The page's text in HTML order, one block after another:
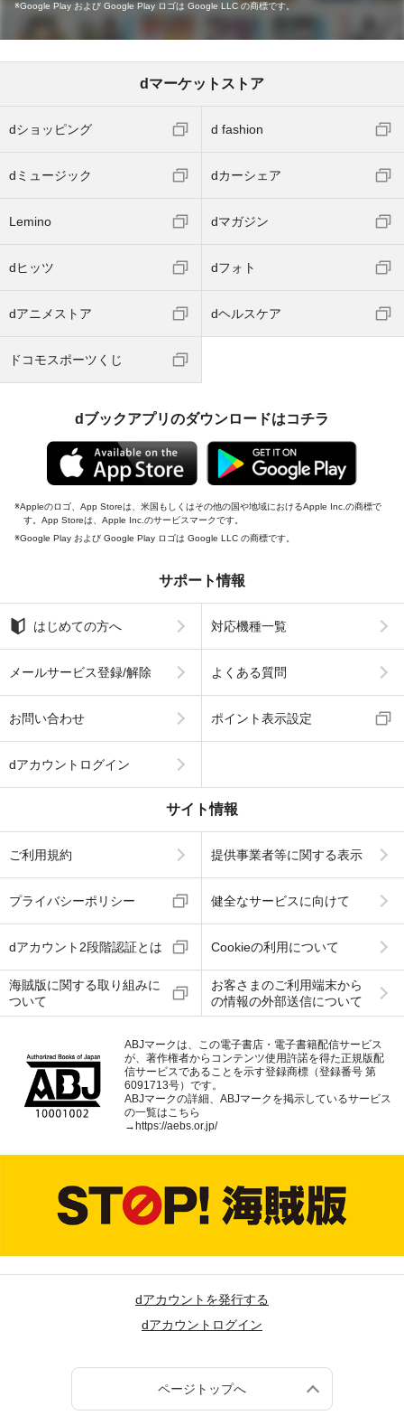
Google Play および Google Play ロゴは Google LLC の商標です。
dマーケットストア
dショッピング d fashion
dミュージック dカーシェア
Lemino dマガジン
dヒッツ dフォト
dアニメストア dヘルスケア
ドコモスポーツくじ
dブックアプリのダウンロードはコチラ
Appleのロゴ、App Storeは、米国もしくはその他の国や地域におけるApple Inc.の商標で
す。App Storeは、Apple Inc.のサービスマークです。
Google Play および Google Play ロゴは Google LLC の商標です。
サポート情報
はじめての方へ 対応機種一覧
メールサービス登録/解除 よくある質問
お問い合わせ ポイント表示設定
dアカウントログイン
サイト情報
ご利用規約 提供事業者等に関する表示
プライバシーポリシー 健全なサービスに向けて
dアカウント2段階認証とは Cookieの利用について
海賊版に関する取り組みに
ついて
お客さまのご利用端末から
の情報の外部送信について
ABJマークは、この電子書店・電子書籍配信サービス
が、著作権者からコンテンツ使用許諾を得た正規版配
信サービスであることを示す登録商標（登録番号 第
6091713号）です。
ABJマークの詳細、ABJマークを掲示しているサービス
の一覧はこちら
→ https://aebs.or.jp/
dアカウントを発行する
dアカウントログイン
ページトップへ